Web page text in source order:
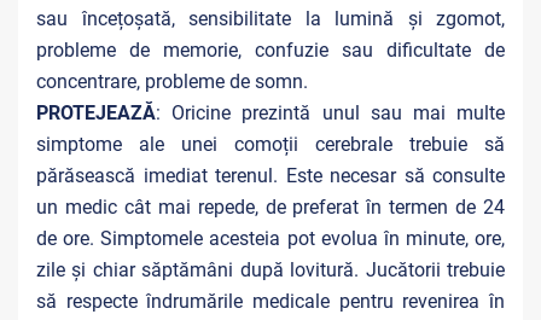
sau încețoșată, sensibilitate la lumină și zgomot,
probleme de memorie, confuzie sau dificultate de
concentrare, probleme de somn.
PROTEJEAZĂ: Oricine prezintă unul sau mai multe
simptome ale unei comoții cerebrale trebuie să
părăsească imediat terenul. Este necesar să consulte
un medic cât mai repede, de preferat în termen de 24
de ore. Simptomele acesteia pot evolua în minute, ore,
zile și chiar săptămâni după lovitură. Jucătorii trebuie
să respecte îndrumările medicale pentru revenirea în